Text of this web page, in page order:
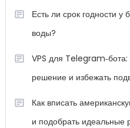
Есть ли срок годности у
воды?
VPS для
решение и избежать
Как вписать
и подобрать идеальные